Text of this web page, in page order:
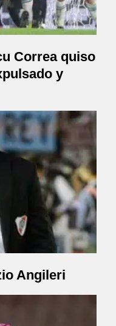
Correa quiso
y
Angileri